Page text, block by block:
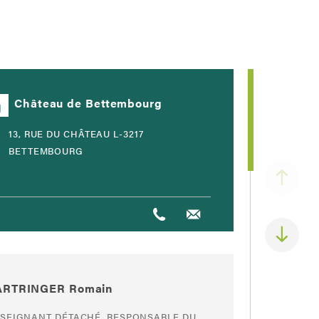
Château de Bettembourg
13, RUE DU CHÂTEAU L-3217
BETTEMBOURG
Romain